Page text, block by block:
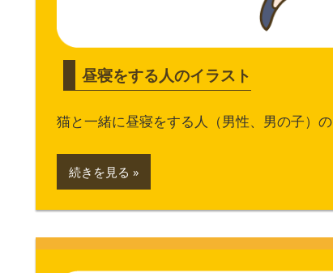
昼寝をする人のイラスト
猫と一緒に昼寝をする人（男性、男の子）の
続きを見る